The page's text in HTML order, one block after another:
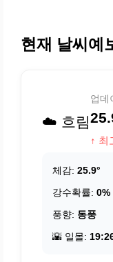
현재 날씨예
☁️ 흐림
업데
↑ 최
체감: 25.9°
강수확률: 0%
풍향: 동풍
🌇 일몰: